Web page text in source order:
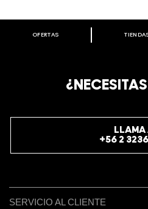
BIENVENIDO A M·A·C
REGÍSTRATE AHORA PARA
OFERTAS
LLAMA
+56 2
SERVICIO AL CLIENTE